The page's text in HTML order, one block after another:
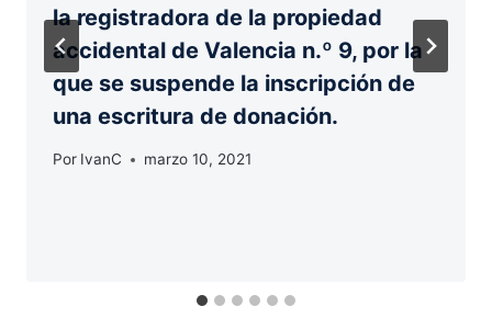
la registradora de la propiedad
accidental de Valencia n.º 9, por la
que se suspende la inscripción de
una escritura de donación.
Por IvanC marzo 10, 2021